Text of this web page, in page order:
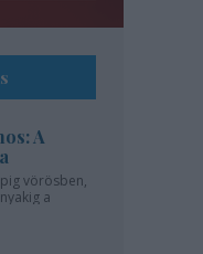
A
vörösben,
a